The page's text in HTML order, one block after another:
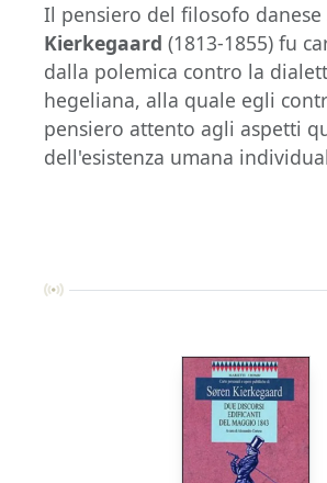
Il pensiero del filosofo danese
Kierkegaard (1813-1855) fu
dalla polemica contro la
hegeliana, alla quale egli
pensiero attento agli aspetti
dell'esistenza umana